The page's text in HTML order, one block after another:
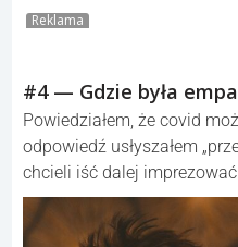
Reklama
#4 — Gdzie była
Powiedziałem, że covid
odpowiedź usłyszałem
chcieli iść dalej imprezować.